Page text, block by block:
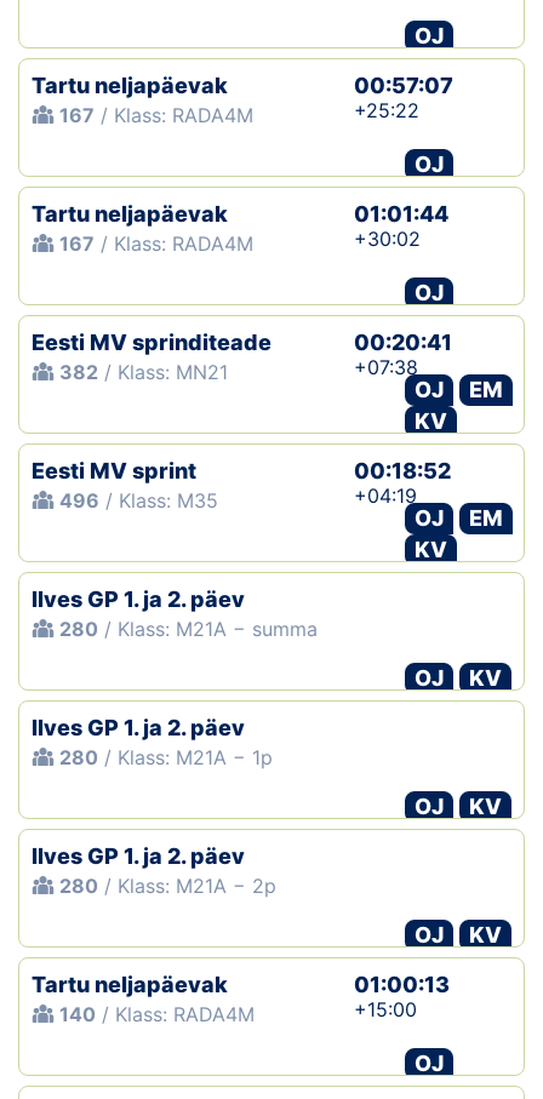
OJ
Tartu neljapäevak
167 / Klass: RADA4M
00:57:07
+25:22
OJ
Tartu neljapäevak
167 / Klass: RADA4M
01:01:44
+30:02
OJ
Eesti MV sprinditeade
382 / Klass: MN21
00:20:41
+07:38
OJ
EM
KV
Eesti MV sprint
496 / Klass: M35
00:18:52
+04:19
OJ
EM
KV
Ilves GP 1. ja 2. päev
280 / Klass: M21A − summa
OJ
KV
Ilves GP 1. ja 2. päev
280 / Klass: M21A − 1p
OJ
KV
Ilves GP 1. ja 2. päev
280 / Klass: M21A − 2p
OJ
KV
Tartu neljapäevak
140 / Klass: RADA4M
01:00:13
+15:00
OJ